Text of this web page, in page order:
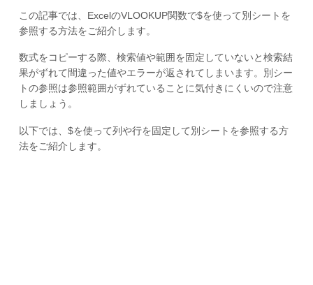
この記事では、ExcelのVLOOKUP関数で$を使って別シートを
参照する方法をご紹介します。
数式をコピーする際、検索値や範囲を固定していないと検索結
果がずれて間違った値やエラーが返されてしまいます。別シー
トの参照は参照範囲がずれていることに気付きにくいので注意
しましょう。
以下では、$を使って列や行を固定して別シートを参照する方
法をご紹介します。